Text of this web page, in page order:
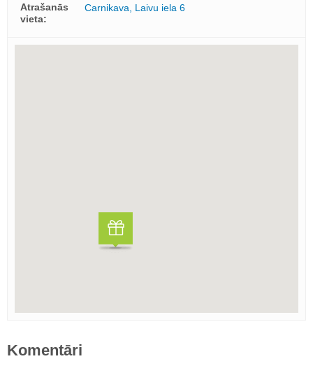
Atrašanās
vieta:
Carnikava, Laivu iela 6
Komentāri